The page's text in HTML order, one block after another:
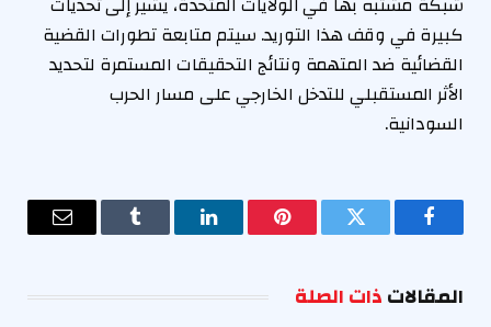
كبيرة في وقف هذا التوريد. سيتم متابعة تطورات القضية
القضائية ضد المتهمة ونتائج التحقيقات المستمرة لتحديد
الأثر المستقبلي للتدخل الخارجي على مسار الحرب
السودانية.
فيسبوك تويتر بينتيريستلينكدإن Tumblr
البريد
المقالاتذات الصلة